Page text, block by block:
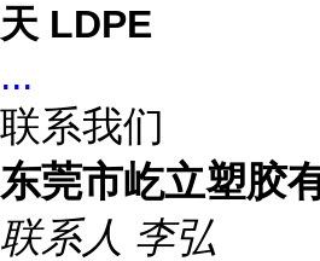
天 LDPE
...
联系我们
东莞市屹立塑胶
联系人 李弘